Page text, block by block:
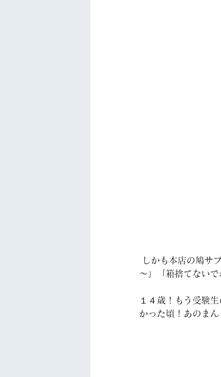
鳩
～」「箱捨てない
１４歳！もう受験
かった頃！あのまん